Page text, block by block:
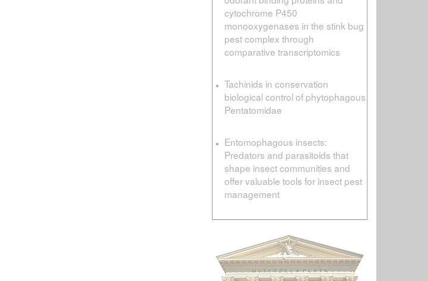
cytochrome P450
monooxygenases in the stink bug
pest complex through
comparative transcriptomics
Tachinids in conservation
biological control of phytophagous
Pentatomidae
Entomophagous insects:
Predators and parasitoids that
shape insect communities and
offer valuable tools for insect pest
management